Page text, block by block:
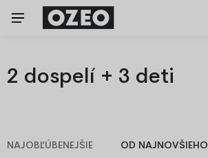
2 dospelí + 3 deti
NAJOBĽÚBENEJŠIE OD NAJNOVŠIEHO